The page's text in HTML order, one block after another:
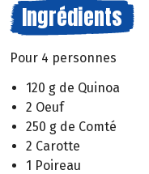
Ingrédients
Pour 4 personnes
120 g de Quinoa
2 Oeuf
250 g de Comté
2 Carotte
1 Poireau